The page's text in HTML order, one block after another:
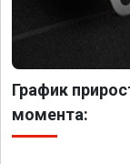
График
момента: